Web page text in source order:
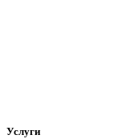
Услуги